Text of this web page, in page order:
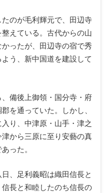
のが毛利輝元で、田辺寺
えている。古代からの山
ったが、田辺寺の宿で秀
う、新中国道を建設して
備後上御領・国分寺・府
を通っていた。しかし、
り、中津原・山手・津之
から三原に至り安藝の真
った。
、足利義昭は織田信長と
長と和睦したのち信長の